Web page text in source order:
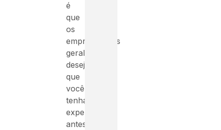
é
que
os
empregadores
geralmente
desejam
que
você
tenha
experiência
antes